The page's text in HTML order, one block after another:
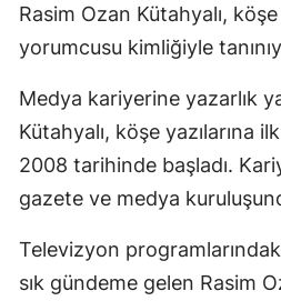
Rasim Ozan Kütahyalı,
yorumcusu kimliğiyle
Medya kariyerine yazarlık
Kütahyalı, köşe yazılarına
2008 tarihinde başladı.
gazete ve medya
Televizyon
sık gündeme gelen Rasim